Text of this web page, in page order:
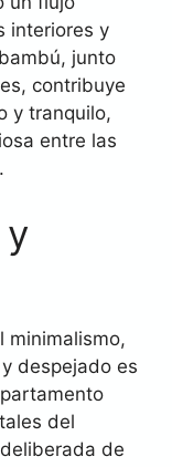
interiores y
junto
contribuye
y tranquilo,
entre las
minimalismo,
despejado es
del
de